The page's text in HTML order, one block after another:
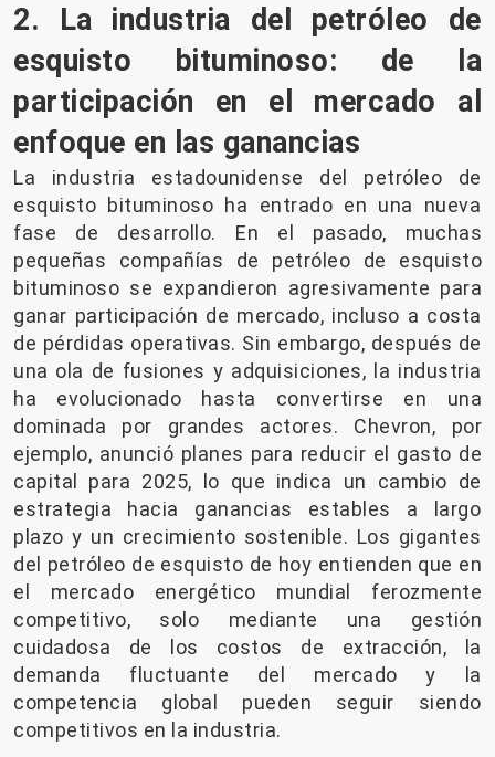
2. La industria del petróleo de
esquisto bituminoso: de la
participación en el mercado al
enfoque en las ganancias
La industria estadounidense del petróleo de
esquisto bituminoso ha entrado en una nueva
fase de desarrollo. En el pasado, muchas
pequeñas compañías de petróleo de esquisto
bituminoso se expandieron agresivamente para
ganar participación de mercado, incluso a costa
de pérdidas operativas. Sin embargo, después de
una ola de fusiones y adquisiciones, la industria
ha evolucionado hasta convertirse en una
dominada por grandes actores. Chevron, por
ejemplo, anunció planes para reducir el gasto de
capital para 2025, lo que indica un cambio de
estrategia hacia ganancias estables a largo
plazo y un crecimiento sostenible. Los gigantes
del petróleo de esquisto de hoy entienden que en
el mercado energético mundial ferozmente
competitivo, solo mediante una gestión
cuidadosa de los costos de extracción, la
demanda fluctuante del mercado y la
competencia global pueden seguir siendo
competitivos en la industria.